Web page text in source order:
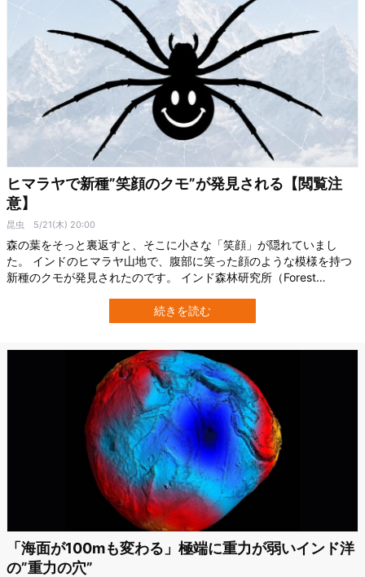
ヒマラヤで新種”笑顔のクモ”が発見される【閲覧注
意】
昆虫 5/21(木) 20:00
森の葉をそっと裏返すと、そこに小さな「笑顔」が隠れていまし
た。 インドのヒマラヤ山地で、腹部に笑った顔のような模様を持つ
新種のクモが発見されたのです。 インド森林研究所（Forest
himalayana と命名。。 しかも調査された個体からは、32種類もの
模様のバリエーションが記録されました。 研究の詳細は20…
続きを読む
「海面が100mも変わる」極端に重力が弱いインド洋
の”重力の穴”